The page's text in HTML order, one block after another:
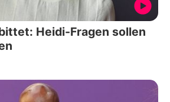
Heidi-Fragen sollen